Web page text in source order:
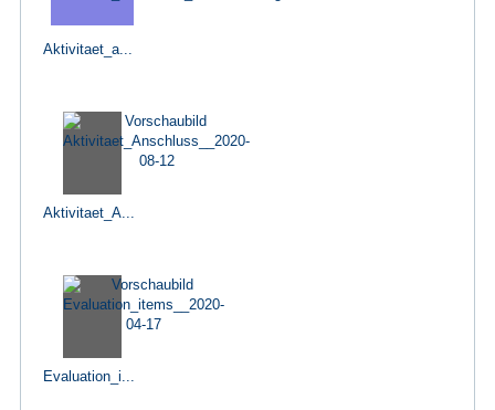
Aktivitaet_a...
Aktivitaet_A...
Evaluation_i...